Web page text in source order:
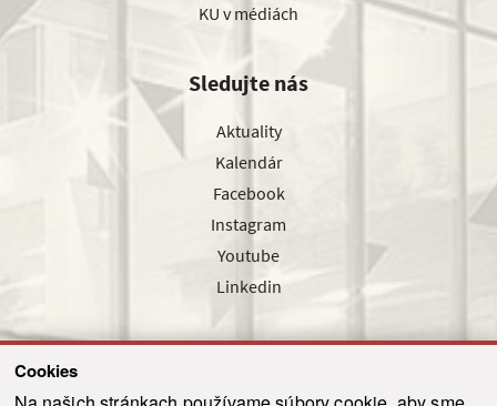
Cookies
KU v médiách
Sledujte nás
Aktuality
Kalendár
Facebook
Instagram
Youtube
Linkedin